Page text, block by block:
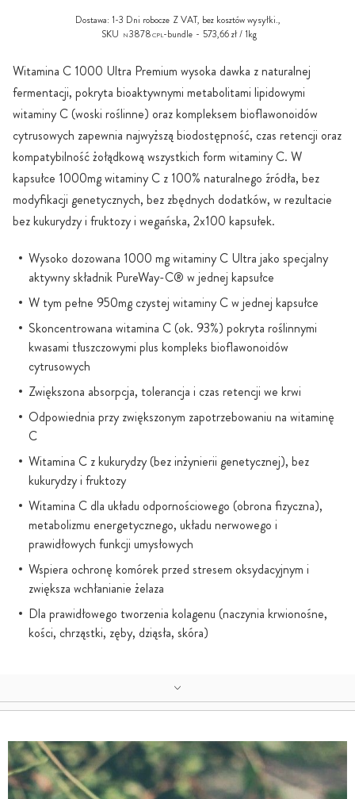
Witamina C 1000 Ultra Premium wysoka dawka z naturalnej
fermentacji, pokryta bioaktywnymi metabolitami lipidowymi
witaminy C (woski roślinne) oraz kompleksem bioflawonoidów
cytrusowych zapewnia najwyższą biodostępność, czas retencji oraz
kompatybilność żołądkową wszystkich form witaminy C. W
kapsułce 1000mg witaminy C z 100% naturalnego źródła, bez
modyfikacji genetycznych, bez zbędnych dodatków, w rezultacie
bez kukurydzy i fruktozy i wegańska, 2x100 kapsułek.
Wysoko dozowana 1000 mg witaminy C Ultra jako specjalny
aktywny składnik PureWay-C® w jednej kapsułce
W tym pełne 950mg czystej witaminy C w jednej kapsułce
Skoncentrowana witamina C (ok. 93%) pokryta roślinnymi
kwasami tłuszczowymi plus kompleks bioflawonoidów
cytrusowych
Zwiększona absorpcja, tolerancja i czas retencji we krwi
Odpowiednia przy zwiększonym zapotrzebowaniu na witaminę
C
Witamina C z kukurydzy (bez inżynierii genetycznej), bez
kukurydzy i fruktozy
Witamina C dla układu odpornościowego (obrona fizyczna),
metabolizmu energetycznego, układu nerwowego i
prawidłowych funkcji umysłowych
Wspiera ochronę komórek przed stresem oksydacyjnym i
zwiększa wchłanianie żelaza
Dla prawidłowego tworzenia kolagenu (naczynia krwionośne,
kości, chrząstki, zęby, dziąsła, skóra)
Dostawa: 1-3 Dni robocze Z VAT, bez kosztów wysyłki.,
SKU
N3878CPL-bundle 573,66 zł / 1kg